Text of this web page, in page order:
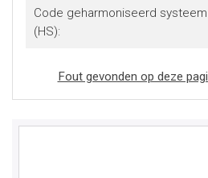
Code geharmoniseerd systeem
(HS):
Fout gevonden op deze